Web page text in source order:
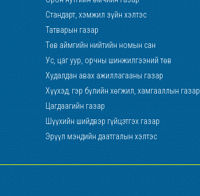
Стандарт, хэмжил зүйн хэлтэс
Татварын газар
Төв аймгийн нийтийн номын сан
Ус, цаг уур, орчны шинжилгээний төв
Худалдан авах ажиллагааны газар
Хүүхэд, гэр бүлийн хөгжил, хамгааллын газар
Цагдаагийн газар
Шүүхийн шийдвэр гүйцэтгэх газар
Эрүүл мэндийн даатгалын хэлтэс